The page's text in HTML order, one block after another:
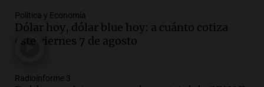
Noticias Rosario
Episodios
Errores no forzados del Gobierno
política
Política y Economía
Dólar hoy, dólar blue hoy: a cuánto cotiza
este viernes 7 de agosto
Radioinforme 3